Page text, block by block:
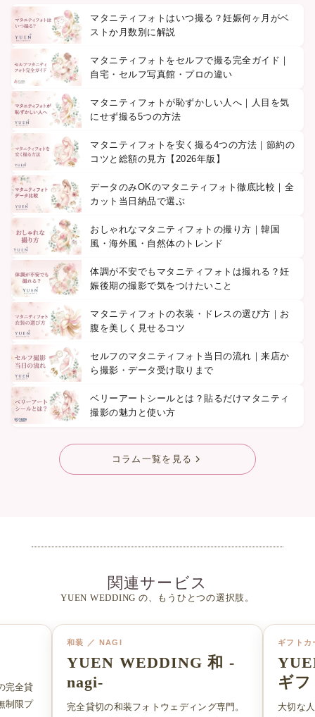
マタニティフォトはいつ撮る？妊娠何ヶ月がベ
ストか月数別に解説
マタニティフォトをセルフで撮る完全ガイド｜
自宅・セルフ写真館・プロの違い
マタニティフォトが恥ずかしい人へ｜人目を気
にせず撮る5つの方法
マタニティフォトを安く撮る4つの方法｜節約の
コツと総額の見方【2026年版】
データのみOKのマタニティフォト徹底比較｜全
カット当日納品で選ぶ
おしゃれなマタニティフォトの撮り方｜韓国
風・海外風・自然体のトレンド
体調が不安でもマタニティフォトは撮れる？妊
娠後期の撮影で気をつけたいこと
マタニティフォトの衣装・ドレスの選び方｜お
腹を美しく見せるコツ
セルフのマタニティフォト当日の流れ｜来店か
ら撮影・データ受け取りまで
ベリーアートシールとは？貼るだけマタニティ
撮影の魅力と使い方
コラム一覧を見る
関連サービス
YUEN WEDDING の、もうひとつの選択肢。
完全貸
制限プ
和装 ／ NAGI
YUEN WEDDING 和 -
nagi-
完全貸切の和装フォトウェディング専門。
ギフト
ギ
大切な